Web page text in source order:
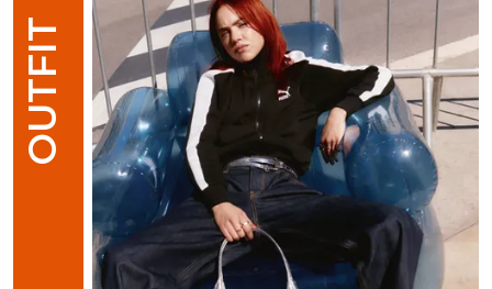
OUTFIT